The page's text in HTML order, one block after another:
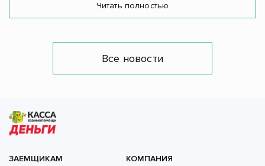
Читать полностью
Все новости
ЗАЕМЩИКАМ КОМПАНИЯ